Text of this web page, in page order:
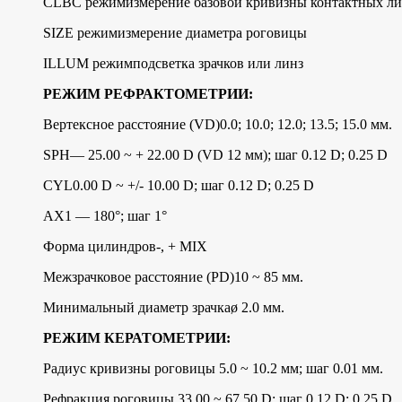
SIZЕ режимизмерение диаметра роговицы
ILLUМ режимподсветка зрачков или линз
РЕЖИМ РЕФРАКТОМЕТРИИ:
Вертексное расстояние (VD)0.0; 10.0; 12.0; 13.5; 15.0 мм.
SРН— 25.00 ~ + 22.00 D (VD 12 мм); шаг 0.12 D; 0.25 D
CYL0.00 D ~ +/- 10.00 D; шаг 0.12 D; 0.25 D
АХ1 — 180°; шаг 1°
Форма цилиндров-, + МIХ
Межзрачковое расстояние (РD)10 ~ 85 мм.
Минимальный диаметр зрачкаø 2.0 мм.
РЕЖИМ КЕРАТОМЕТРИИ:
Радиус кривизны роговицы 5.0 ~ 10.2 мм; шаг 0.01 мм.